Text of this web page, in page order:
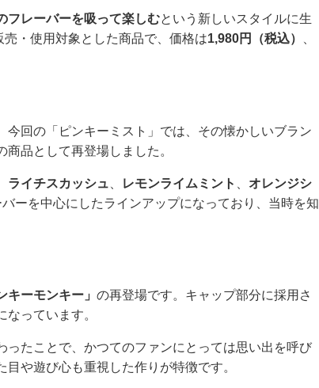
フレーバーを吸って楽しむという新しいスタイルに生
売・使用対象とした商品で、価格は1,980円（税込）
回の「ピンキーミスト」では、その懐かしいブラン
商品として再登場しました。
ライチスカッシュ レモンライムミント
オレンジシ
ーを中心にしたラインアップになっており、当時を知
キーモンキー」 の再登場です。キャップ部分に採用さ
なっています。
たことで、かつてのファンにとっては思い出を呼び
や遊び心も重視した作りが特徴です。